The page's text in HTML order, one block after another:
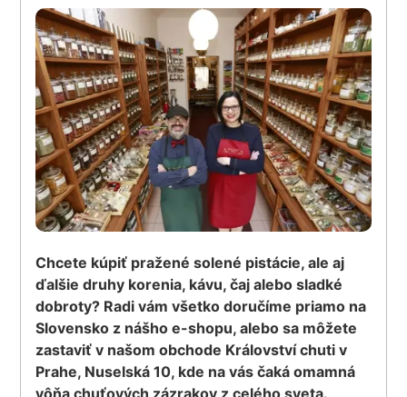
Chcete kúpiť pražené solené pistácie, ale aj
ďalšie druhy korenia, kávu, čaj alebo sladké
dobroty? Radi vám všetko doručíme priamo na
Slovensko z nášho e-shopu, alebo sa môžete
zastaviť v našom obchode Království chuti v
Prahe, Nuselská 10, kde na vás čaká omamná
vôňa chuťových zázrakov z celého sveta.